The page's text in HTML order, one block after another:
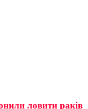
ловити раків